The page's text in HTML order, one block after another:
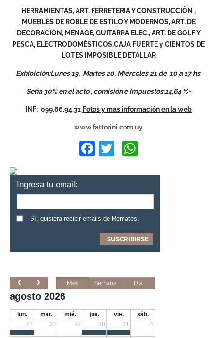
HERRAMIENTAS, ART. FERRETERIA Y CONSTRUCCIÒN ,
MUEBLES DE ROBLE DE ESTILO Y MODERNOS, ART. DE
DECORACIÒN, MENAGE, GUITARRA ELEC., ART. DE GOLF Y
PESCA, ELECTRODOMÈSTICOS,CAJA FUERTE yCIENTOS DE
LOTES IMPOSIBLE DETALLAR
Exhibición:Lunes 19, Martes 20, Miércoles 21 de 10 a 17 hs.
Seña 30% en el acto , comisión e impuestos:14,64 %-
INF: 099.66.94.31 Fotos y mas información en la web
www.fattorini.com.uy
Facebook
Twitter
Ingresa tu email:
Sí, quisiera recibir emails de Remates.
Mes Semana Día
agosto 2026
lun. mar. mié. jue. vie.
sáb.
27
28 29 30 31 1